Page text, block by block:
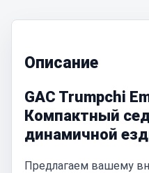
Описание
GAC Trumpchi
Компактный
динамичной
Предлагаем вашему